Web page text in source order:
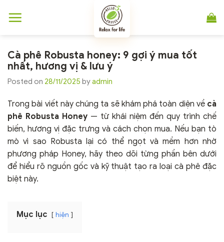
đến
Cà phê Robusta honey: 9 gợi ý mua tốt
nhất, hương vị & lưu ý
Posted on 28/11/2025 byadmin
Trong bài viết này chúng ta sẽ khám phá toàn diện về cà
phê Robusta Honey — từ khái niệm đến quy trình chế
biến, hương vị đặc trưng và cách chọn mua. Nếu bạn tò
mò vì sao Robusta lại có thể ngọt và mềm hơn nhờ
phương pháp Honey, hãy theo dõi từng phần bên dưới
để hiểu rõ nguồn gốc và kỹ thuật tạo ra loại cà phê đặc
biệt này.
Mục lục hiện